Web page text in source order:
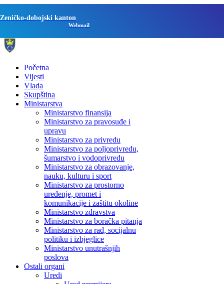
Zeničko-dobojski kanton
Webmail
Početna
Vijesti
Vlada
Skupština
Ministarstva
Ministarstvo finansija
Ministarstvo za pravosuđe i
upravu
Ministarstvo za privredu
Ministarstvo za poljoprivredu,
šumarstvo i vodoprivredu
Ministarstvo za obrazovanje,
nauku, kulturu i sport
Ministarstvo za prostorno
uređenje, promet i
komunikacije i zaštitu okoline
Ministarstvo zdravstva
Ministarstvo za boračka pitanja
Ministarstvo za rad, socijalnu
politiku i izbjeglice
Ministarstvo unutrašnjih
poslova
Ostali organi
Uredi